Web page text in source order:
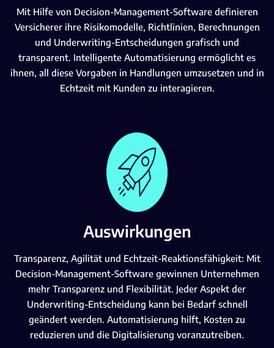
Mit Hilfe von Decision-Management-Software definieren
Versicherer ihre Risikomodelle, Richtlinien, Berechnungen
und Underwriting-Entscheidungen grafisch und
transparent. Intelligente Automatisierung ermöglicht es
ihnen, all diese Vorgaben in Handlungen umzusetzen und in
Echtzeit mit Kunden zu interagieren.
Auswirkungen
Transparenz, Agilität und Echtzeit-Reaktionsfähigkeit: Mit
Decision-Management-Software gewinnen Unternehmen
mehr Transparenz und Flexibilität. Jeder Aspekt der
Underwriting-Entscheidung kann bei Bedarf schnell
geändert werden. Automatisierung hilft, Kosten zu
reduzieren und die Digitalisierung voranzutreiben.